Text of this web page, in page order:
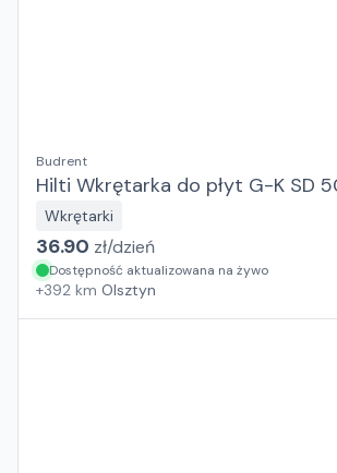
Budrent
Hilti Wkrętarka do płyt G-K SD
Wkrętarki
36.90 zł/dzień
Dostępność aktualizowana na żywo
+392 km Olsztyn